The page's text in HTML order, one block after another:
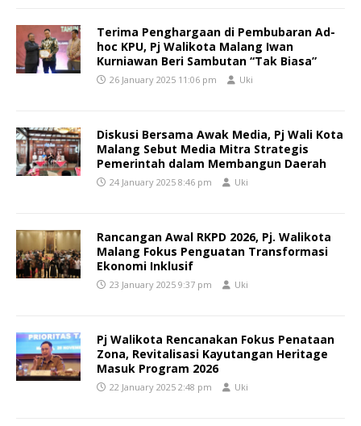
Terima Penghargaan di Pembubaran Ad-
hoc KPU, Pj Walikota Malang Iwan
Kurniawan Beri Sambutan “Tak Biasa”
26 January 2025 11:06 pm Uki
Diskusi Bersama Awak Media, Pj Wali Kota
Malang Sebut Media Mitra Strategis
Pemerintah dalam Membangun Daerah
24 January 2025 8:46 pm Uki
Rancangan Awal RKPD 2026, Pj. Walikota
Malang Fokus Penguatan Transformasi
Ekonomi Inklusif
23 January 2025 9:37 pm Uki
Pj Walikota Rencanakan Fokus Penataan
Zona, Revitalisasi Kayutangan Heritage
Masuk Program 2026
22 January 2025 2:48 pm Uki